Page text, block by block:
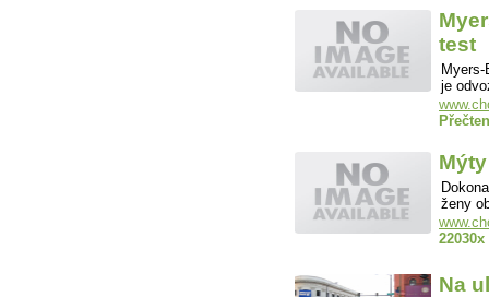
test
je
ženy
22030x
Na